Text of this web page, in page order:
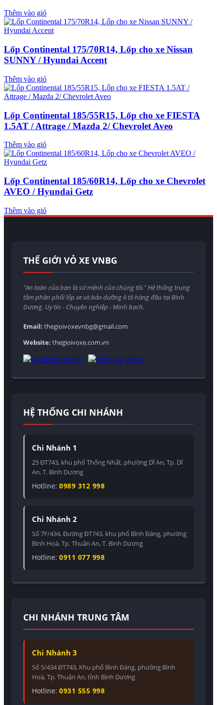
Thêm vào giỏ
Lốp Continental 175/70R14, Lốp cho xe Nissan
SUNNY / Hyundai Accent
Thêm vào giỏ
Lốp Continental 185/55R15, Lốp cho xe FIESTA
1.5AT / Attrage / Mazda 2/ Chevrolet Aveo
Thêm vào giỏ
Lốp Continental 185/60R14, Lốp cho xe Chevrolet
AVEO / Hyundai Getz
Thêm vào giỏ
THẾ GIỚI VỎ XE VNBG
"An toàn của bạn là sứ mệnh của chúng tôi." Hệ thống trung
tâm phân phối lốp xe và bảo dưỡng ô tô hàng đầu tại Bình
Dương. Uy tín - Chuyên nghiệp - Minh bạch.
Email: thegioivoxevnbg@gmail.com
Website: thegioivoxe.com.vn
HỆ THỐNG CHI NHÁNH
Chi Nhánh 1
25 ĐT743, khu phố Thống Nhất, phường Dĩ An, Tp. Dĩ
An, T. Bình Dương
Hotline: 0989 312 998
Chi Nhánh 2
Số 7F/434, Đường ĐT743, khu phố Bình Đáng, phường
Bình Hoà, Tp. Thuận An, T. Bình Dương
Hotline: 0911 077 998
CHI NHÁNH TRUNG TÂM
Chi Nhánh 3
Số 5/434 ĐT743, Khu phố Bình Đáng, phường Bình
Hoà, Tp. Thuận An, tỉnh Bình Dương
Hotline: 0931 555 998